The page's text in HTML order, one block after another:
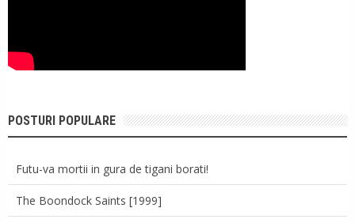
POSTURI POPULARE
Futu-va mortii in gura de tigani borati!
The Boondock Saints [1999]